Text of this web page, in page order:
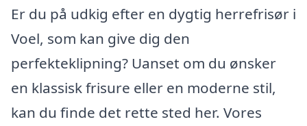
Er du på udkig efter en dygtig herrefrisør i
Voel, som kan give dig den
perfekteklipning? Uanset om du ønsker
en klassisk frisure eller en moderne stil,
kan du finde det rette sted her. Vores